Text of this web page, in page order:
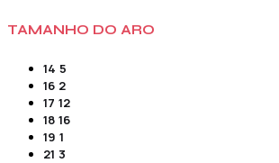
TAMANHO DO ARO
14 5
16 2
17 12
18 16
19 1
21 3